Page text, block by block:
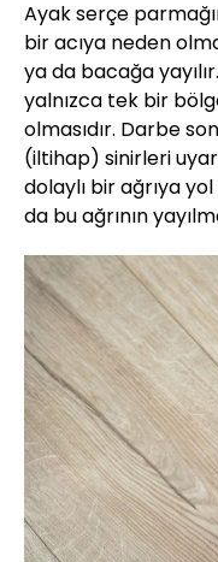
Ayak serçe
bir acıya neden
ya da bacağa
yalnızca tek bir
olmasıdır. Darbe
(iltihap) sinirleri
dolaylı bir ağrıya
da bu ağrının